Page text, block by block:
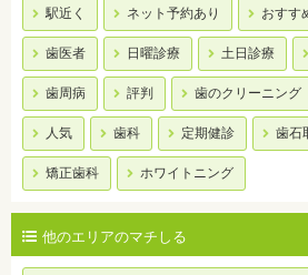
駅近く ネット予約あり おすす
歯医者 日曜診療 土日診療
歯周病 評判 歯のクリーニング
人気 歯科 定期健診 歯石
矯正歯科 ホワイトニング
他のエリアのマチしる